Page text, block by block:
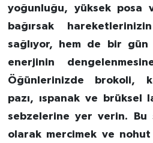
yoğunluğu, yüksek posa
bağırsak
sağlıyor, hem de bir gün
enerjinin
Öğünlerinizde brokoli,
pazı, ıspanak ve brüksel
sebzelerine yer verin.
olarak mercimek ve